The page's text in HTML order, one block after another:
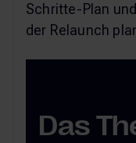
Schritte-Plan
der Relaunch
Das